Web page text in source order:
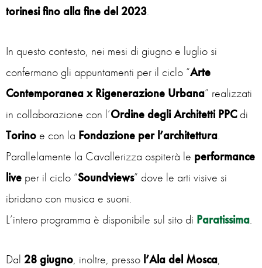
torinesi fino alla fine del 2023.
In questo contesto, nei mesi di giugno e luglio si
confermano gli appuntamenti per il ciclo “Arte
Contemporanea x Rigenerazione Urbana” realizzati
in collaborazione con l’Ordine degli Architetti PPCdi
Torino e con la Fondazione per l’architettura.
Parallelamente la Cavallerizza ospiterà le performance
live per il ciclo “Soundviews” dove le arti visive si
ibridano con musica e suoni.
L’intero programma è disponibile sul sito di Paratissima.
Dal 28 giugno, inoltre, presso l’Ala del Mosca,